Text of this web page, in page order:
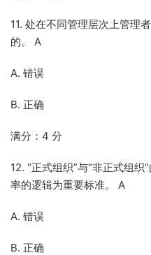
11. 处在不同管理层次上管理
的。 A
A. 错误
B. 正确
满分：4 分
12. “正式组织”与“非正式组织
率的逻辑为重要标准。 A
A. 错误
B. 正确